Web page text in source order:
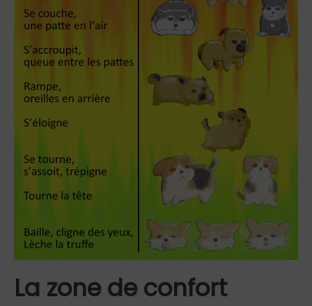
La zone de confort